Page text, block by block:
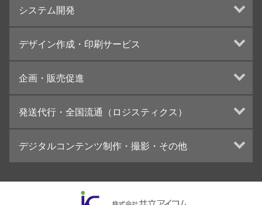
ランディングページ制作
Web分析・改善・コンサルティング
インターネット広告代行
UI・UXデザイン設計
システム開発
デザイン作成・印刷サービス
カタログデザインの制作・印刷
冊子/パンフレットのデザイン制作・印刷
学校・会社案内パンフレット制作・印刷
高精細印刷（スブリマ印刷）
社内報
名刺
一般印刷 （オンデマンド・オフセット）
ユニバーサル・コミュニケーション・デザイン
企画・販売促進
ブランディング戦略
イベント運営
コンテンツ制作
周年事業
採用プロモーション
発送代行・全国流通（ロジスティクス）
デジタルコンテンツ制作・撮影・その他
イラスト・キャラクター制作
ロゴデザイン・CI設計